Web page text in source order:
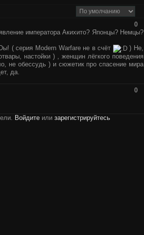
0
императора Акихито? Японцы? Немцы?
( серия Modern Warfare не в счёт
) Не,
настойки ) , женщин лёгкого поведения
не обессудь ) и сюжетик про спасение мира
да.
0
Войдите или зарегистрируйтесь